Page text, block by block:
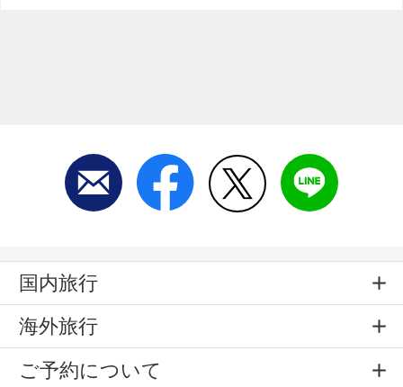
国内旅行
海外旅行
ご予約について